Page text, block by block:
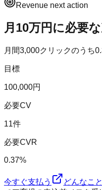
Revenue next action
月10万円に必要
月間3,000クリックのうち
目標
100,000円
必要CV
11件
必要CVR
0.37%
今すぐ支払う どんなこ